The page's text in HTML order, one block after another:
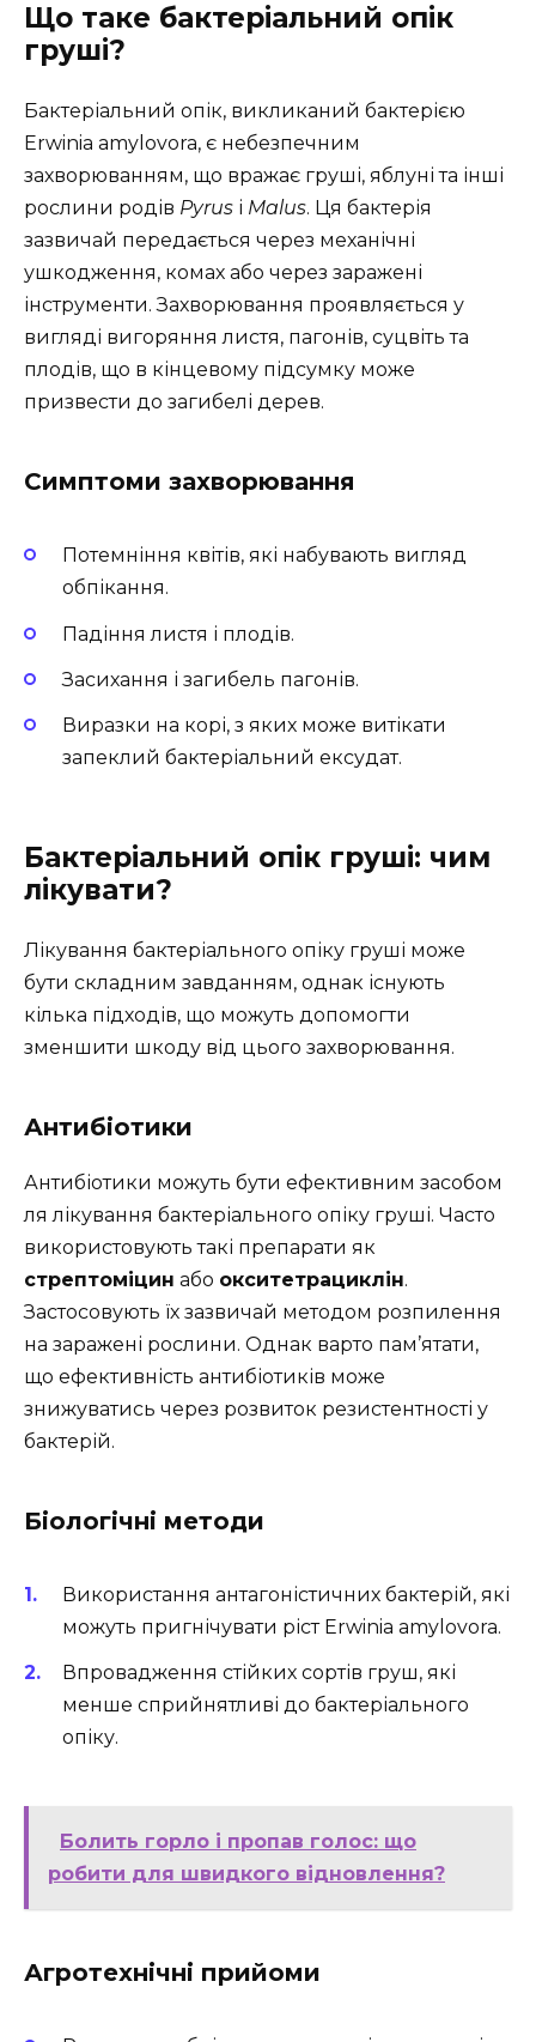
Що таке бактеріальний опік
груші?
Бактеріальний опік, викликаний бактерією
Erwinia amylovora, є небезпечним
захворюванням, що вражає груші, яблуні та інші
рослини родів Pyrus і Malus. Ця бактерія
зазвичай передається через механічні
ушкодження, комах або через заражені
інструменти. Захворювання проявляється у
вигляді вигоряння листя, пагонів, суцвіть та
плодів, що в кінцевому підсумку може
призвести до загибелі дерев.
Симптоми захворювання
Потемніння квітів, які набувають вигляд
обпікання.
Падіння листя і плодів.
Засихання і загибель пагонів.
Виразки на корі, з яких може витікати
запеклий бактеріальний ексудат.
Бактеріальний опік груші: чим
лікувати?
Лікування бактеріального опіку груші може
бути складним завданням, однак існують
кілька підходів, що можуть допомогти
зменшити шкоду від цього захворювання.
Антибіотики
Антибіотики можуть бути ефективним засобом
ля лікування бактеріального опіку груші. Часто
використовують такі препарати як
стрептоміцин або окситетрациклін.
Застосовують їх зазвичай методом розпилення
на заражені рослини. Однак варто пам’ятати,
що ефективність антибіотиків може
знижуватись через розвиток резистентності у
бактерій.
Біологічні методи
Використання антагоністичних бактерій, які
можуть пригнічувати ріст Erwinia amylovora.
Впровадження стійких сортів груш, які
менше сприйнятливі до бактеріального
опіку.
Болить горло і пропав голос: що
робити для швидкого відновлення?
Агротехнічні прийоми